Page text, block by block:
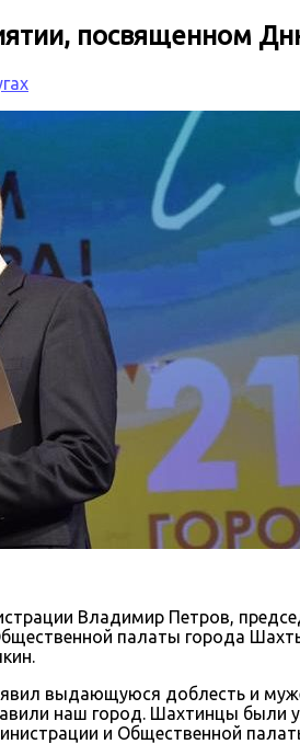
посвященном
Владимир Петров,
палаты города
выдающуюся доблесть и
наш город. Шахтинцы были
и Общественной